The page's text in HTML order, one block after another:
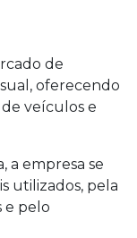
de
oferecendo
veículos e
a empresa se
utilizados, pela
e pelo